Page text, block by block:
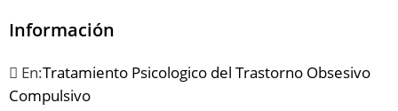
Información
En:Tratamiento Psicologico del Trastorno Obsesivo
Compulsivo